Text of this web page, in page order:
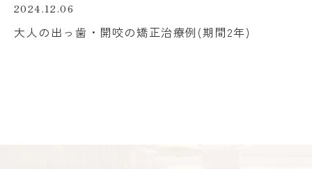
2024.12.06
大人の出っ歯・開咬の矯正治療例(期間2年)